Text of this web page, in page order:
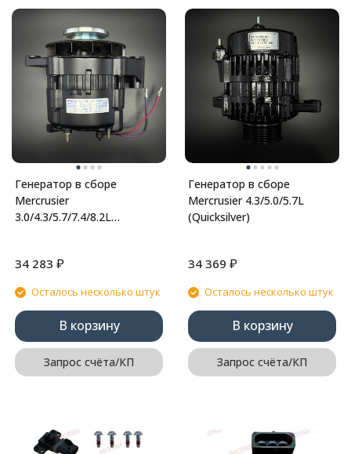
Генератор в сборе
Mercrusier
3.0/4.3/5.7/7.4/8.2L
34 283 ₽
Осталось несколько штук
В корзину
Запрос счёта/КП
Генератор в сборе
Mercrusier 4.3/5.0/5.7L
(Quicksilver)
34 369 ₽
Осталось несколько штук
В корзину
Запрос счёта/КП